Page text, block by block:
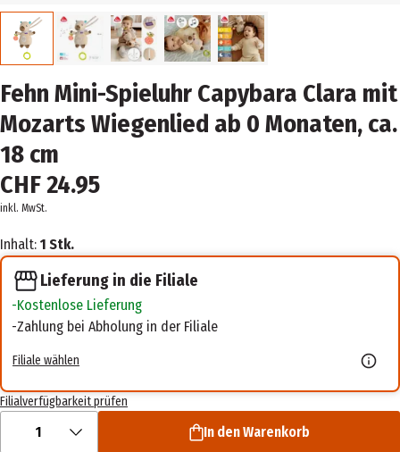
Fehn Mini-Spieluhr Capybara Clara mit
Mozarts Wiegenlied ab 0 Monaten, ca.
18 cm
CHF 24.95
inkl. MwSt.
Inhalt: 1 Stk.
Lieferung in die Filiale
Kostenlose Lieferung
Zahlung bei Abholung in der Filiale
Filiale wählen
Filialverfügbarkeit prüfen
1 In den Warenkorb